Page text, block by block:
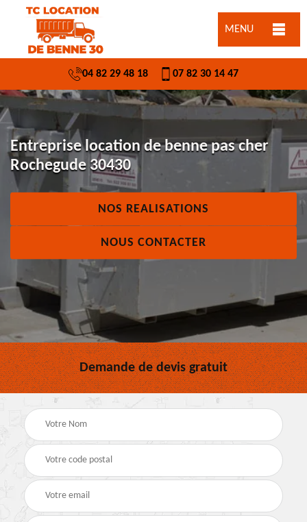
MENU
04 82 29 48 18 07 82 30 14 47
Entreprise location de benne pas cher
Rochegude 30430
NOS REALISATIONS
NOUS CONTACTER
Demande de devis gratuit